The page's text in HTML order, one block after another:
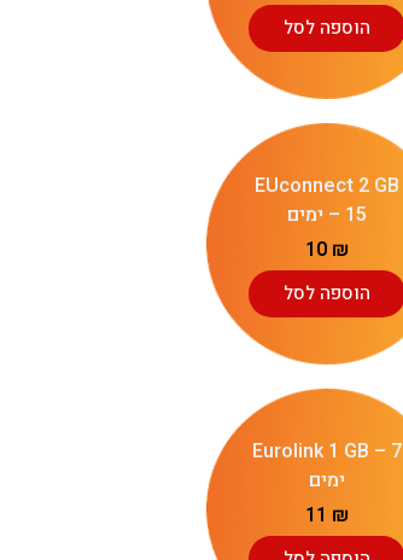
הוספה לסל
EUconnect 2 GB
– 15 ימים
10 ₪
הוספה לסל
Eurolink 1 GB – 7
ימים
11 ₪